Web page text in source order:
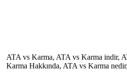
ATA vs Karma, ATA vs Karma indir,
Karma Hakkında, ATA vs Karma